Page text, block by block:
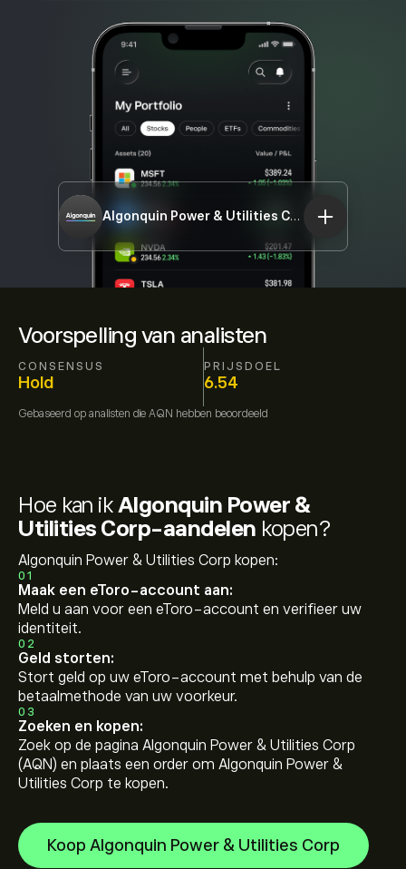
Voorspelling van analisten
CONSENSUS
Hold
PRIJSDOEL
6.54
Gebaseerd op analisten die AQN hebben beoordeeld
Algonquin Power & Utilities Corp AQN
Hoe kan ik Algonquin Power &
Utilities Corp-aandelen kopen?
Algonquin Power & Utilities Corp kopen:
01
Maak een eToro-account aan:
Meld u aan voor een eToro-account en verifieer uw
identiteit.
02
Geld storten:
Stort geld op uw eToro-account met behulp van de
betaalmethode van uw voorkeur.
03
Zoeken en kopen:
Zoek op de pagina Algonquin Power & Utilities Corp
(AQN) en plaats een order om Algonquin Power &
Utilities Corp te kopen.
Koop Algonquin Power & Utilities Corp